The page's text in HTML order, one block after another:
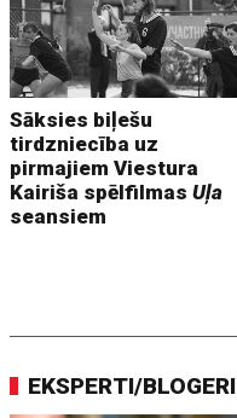
Sāksies biļešu
tirdzniecība uz
pirmajiem Viestura
Kairiša spēlfilmasUļa
seansiem
EKSPERTI/BLOGERI